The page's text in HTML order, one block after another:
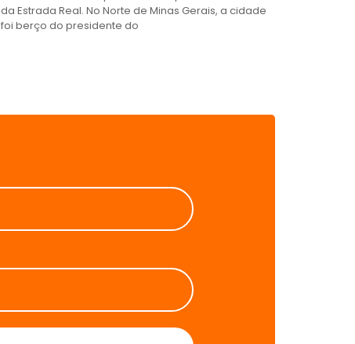
da Estrada Real. No Norte de Minas Gerais, a cidade
foi berço do presidente do